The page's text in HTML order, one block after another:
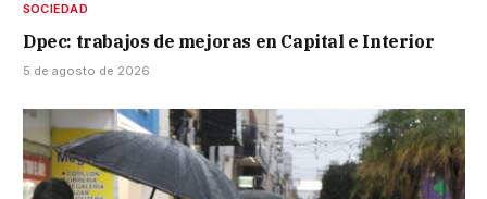
SOCIEDAD
Dpec: trabajos de mejoras en Capital e Interior
5 de agosto de 2026